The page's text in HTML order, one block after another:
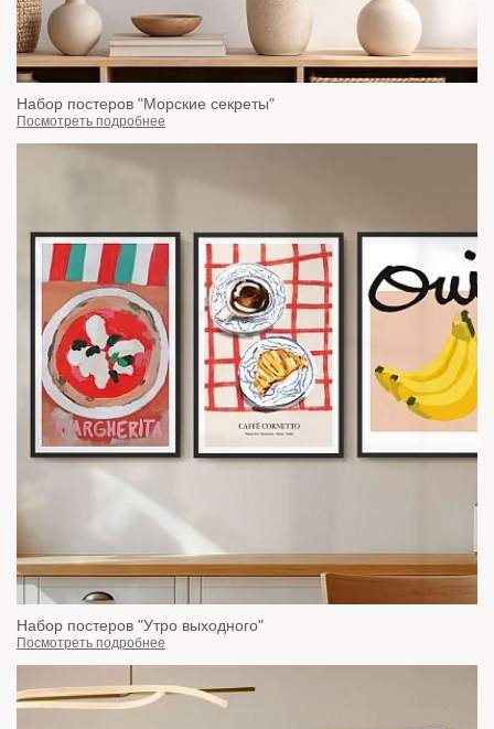
Набор постеров "Морские секреты"
Посмотреть подробнее
Набор постеров "Утро выходного"
Посмотреть подробнее